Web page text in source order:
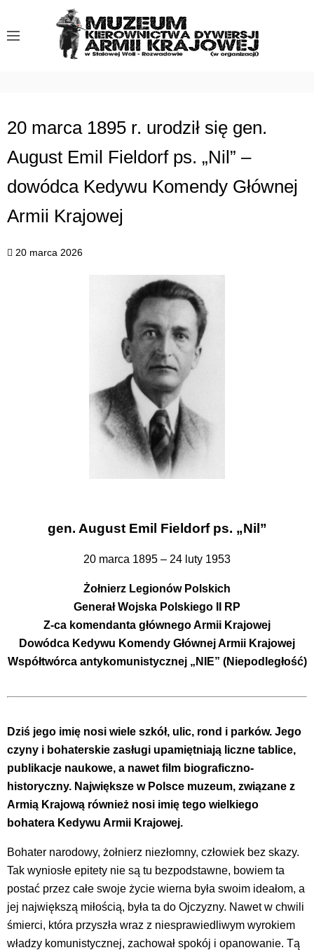
20 marca 1895 r. urodził się gen.
August Emil Fieldorf ps. „Nil” –
dowódca Kedywu Komendy Głównej
Armii Krajowej
20 marca 2026
gen. August Emil Fieldorf ps. „Nil”
20 marca 1895 – 24 luty 1953
Żołnierz Legionów Polskich
Generał Wojska Polskiego II RP
Z-ca komendanta głównego Armii Krajowej
Dowódca Kedywu Komendy Głównej Armii Krajowej
Współtwórca antykomunistycznej „NIE” (Niepodległość)
Dziś jego imię nosi wiele szkół, ulic, rond i parków. Jego
czyny i bohaterskie zasługi upamiętniają liczne tablice,
publikacje naukowe, a nawet film biograficzno-
historyczny. Największe w Polsce muzeum, związane z
Armią Krajową również nosi imię tego wielkiego
bohatera Kedywu Armii Krajowej.
Bohater narodowy, żołnierz niezłomny, człowiek bez skazy.
Tak wyniosłe epitety nie są tu bezpodstawne, bowiem ta
postać przez całe swoje życie wierna była swoim ideałom, a
jej największą miłością, była ta do Ojczyzny. Nawet w chwili
śmierci, która przyszła wraz z niesprawiedliwym wyrokiem
władzy komunistycznej, zachował spokój i opanowanie. Tą